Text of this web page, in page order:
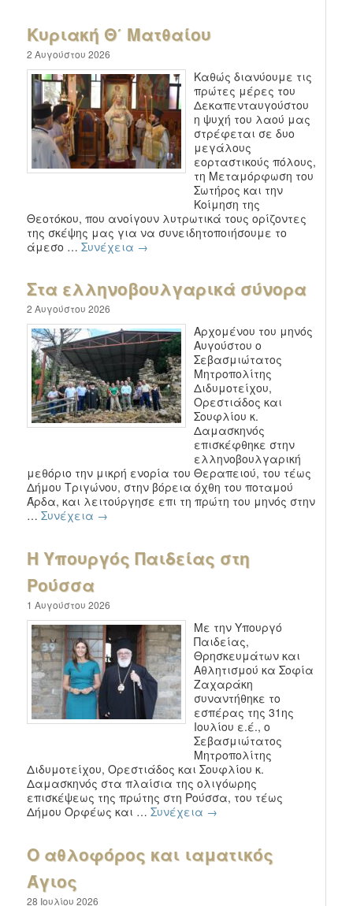
Κυριακή Θ΄ Ματθαίου
2 Αυγούστου 2026
Καθώς διανύουμε τις
πρώτες μέρες του
Δεκαπενταυγούστου
η ψυχή του λαού μας
στρέφεται σε δυο
μεγάλους
εορταστικούς πόλους,
τη Μεταμόρφωση του
Σωτήρος και την
Κοίμηση της
Θεοτόκου, που ανοίγουν λυτρωτικά τους ορίζοντες
της σκέψης μας για να συνειδητοποιήσουμε το
άμεσο …Συνέχεια →
Στα ελληνοβουλγαρικά σύνορα
2 Αυγούστου 2026
Αρχομένου του μηνός
Αυγούστου ο
Σεβασμιώτατος
Μητροπολίτης
Διδυμοτείχου,
Ορεστιάδος και
Σουφλίου κ.
Δαμασκηνός
επισκέφθηκε στην
ελληνοβουλγαρική
μεθόριο την μικρή ενορία του Θεραπειού, του τέως
Δήμου Τριγώνου, στην βόρεια όχθη του ποταμού
Άρδα, και λειτούργησε επι τη πρώτη του μηνός στην
…Συνέχεια →
Η Υπουργός Παιδείας στη
Ρούσσα
1 Αυγούστου 2026
Με την Υπουργό
Παιδείας,
Θρησκευμάτων και
Αθλητισμού κα Σοφία
Ζαχαράκη
συναντήθηκε το
εσπέρας της 31ης
Ιουλίου ε.έ., ο
Σεβασμιώτατος
Μητροπολίτης
Διδυμοτείχου, Ορεστιάδος και Σουφλίου κ.
Δαμασκηνός στα πλαίσια της ολιγόωρης
επισκέψεως της πρώτης στη Ρούσσα, του τέως
Δήμου Ορφέως και …Συνέχεια →
Ο αθλοφόρος και ιαματικός
Άγιος
28 Ιουλίου 2026